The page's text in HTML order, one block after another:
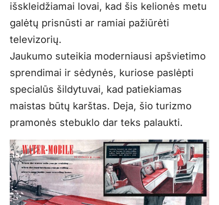
išskleidžiamai lovai, kad šis kelionės metu
galėtų prisnūsti ar ramiai pažiūrėti
televizorių.
Jaukumo suteikia moderniausi apšvietimo
sprendimai ir sėdynės, kuriose paslėpti
specialūs šildytuvai, kad patiekiamas
maistas būtų karštas. Deja, šio turizmo
pramonės stebuklo dar teks palaukti.